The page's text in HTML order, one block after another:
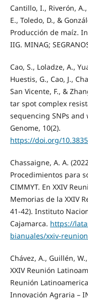
Cantillo, I., Riverón,
E., Toledo, D., &
Producción de maíz.
IIG. MINAG;
Cao, S., Loladze, A.,
Huestis, G., Cao, J.,
San Vicente, F., &
tar spot complex
sequencing SNPs
Genome, 10(2).
https://doi.org/
Chassaigne, A. A.
Procedimientos para
CIMMYT. En XXIV
Memorias de la XXIV
41-42). Instituto
Cajamarca. https://
bianuales/xxiv-
Chávez, A., Guillén,
XXIV Reunión
Reunión
Innovación Agraria –